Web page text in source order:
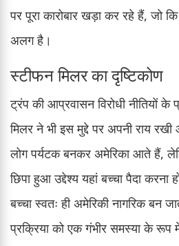
पर पूरा कारोबार खड़ा कर रहे हैं, जो
अलग है।
स्टीफन मिलर का दृष्टिकोण
ट्रंप की आप्रवासन विरोधी नीतियों के
मिलर ने भी इस मुद्दे पर अपनी राय
लोग पर्यटक बनकर अमेरिका आते हैं,
छिपा हुआ उद्देश्य यहां बच्चा पैदा
बच्चा स्वतः ही अमेरिकी नागरिक बन
प्रक्रिया को एक गंभीर समस्या के